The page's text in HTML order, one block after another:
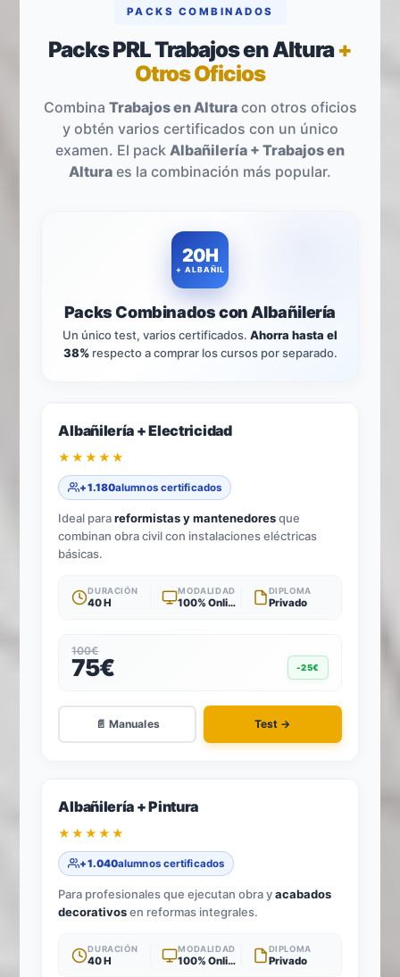
PACKS COMBINADOS
Packs PRL Trabajos en Altura+
Otros Oficios
Combina Trabajos en Alturacon otros oficios
y obtén varios certificados con un único
examen. El pack Albañilería + Trabajos en
Altura es la combinación más popular.
20H
+ ALBAÑIL
Packs Combinados con Albañilería
Un único test, varios certificados. Ahorra hasta el
38%respecto a comprar los cursos por separado.
2 TÍTULOS · 1 TEST
Albañilería + Electricidad
★★★★★
+1.180alumnos certificados
Ideal parareformistas y mantenedoresque
combinan obra civil con instalaciones eléctricas
básicas.
DURACIÓN
40 H
MODALIDAD
100% Online
DIPLOMA
Privado
100€
75€ -25€
📄 Manuales Test →
2 TÍTULOS · 1 TEST
Albañilería + Pintura
★★★★★
+1.040alumnos certificados
Para profesionales que ejecutan obra yacabados
decorativosen reformas integrales.
DURACIÓN
40 H
MODALIDAD
100% Online
DIPLOMA
Privado